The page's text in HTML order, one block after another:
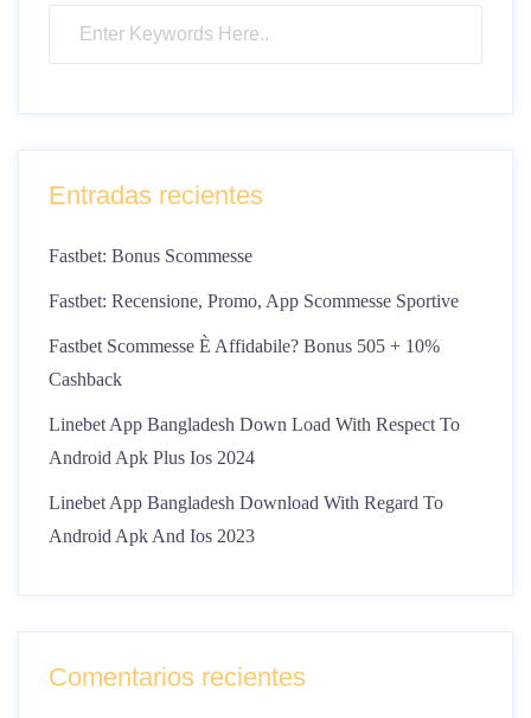
Entradas recientes
Fastbet: Bonus Scommesse
Fastbet: Recensione, Promo, App Scommesse Sportive
Fastbet Scommesse È Affidabile? Bonus 505 + 10%
Cashback
Linebet App Bangladesh Down Load With Respect To
Android Apk Plus Ios 2024
Linebet App Bangladesh Download With Regard To
Android Apk And Ios 2023
Comentarios recientes